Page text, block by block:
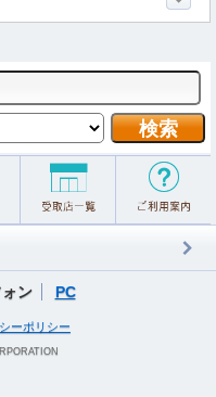
ン PC
ーポリシー